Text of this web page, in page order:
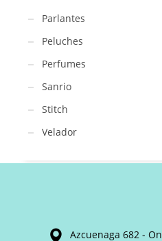
Parlantes
Peluches
Perfumes
Sanrio
Stitch
Velador
Azcuenaga 682 -